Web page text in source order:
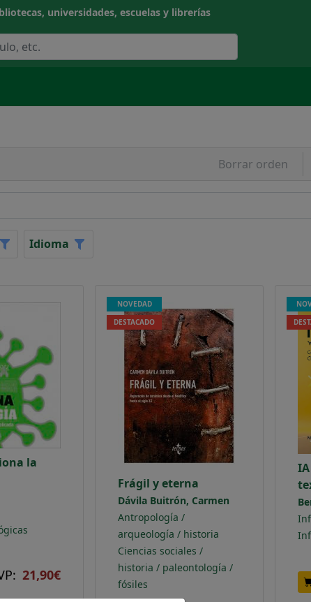
universidades, escuelas y librerías
Borrar orden
Idioma
la
21,90€
NOVEDAD
DESTACADO
Frágil y eterna
Dávila Buitrón, Carmen
Antropología /
arqueología / historia
Ciencias sociales /
historia / paleontología /
fósiles